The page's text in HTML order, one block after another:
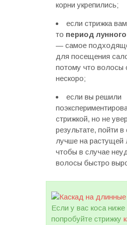
корни укрепились;
если стрижка
то период
— самое
для посещения
потому что волосы
нескоро;
если вы решили
стрижкой, но не
результате, пойти в
лучше на растущей
чтобы в случае
волосы быстро
Если у вас коса ниже
попробуйте стрижку